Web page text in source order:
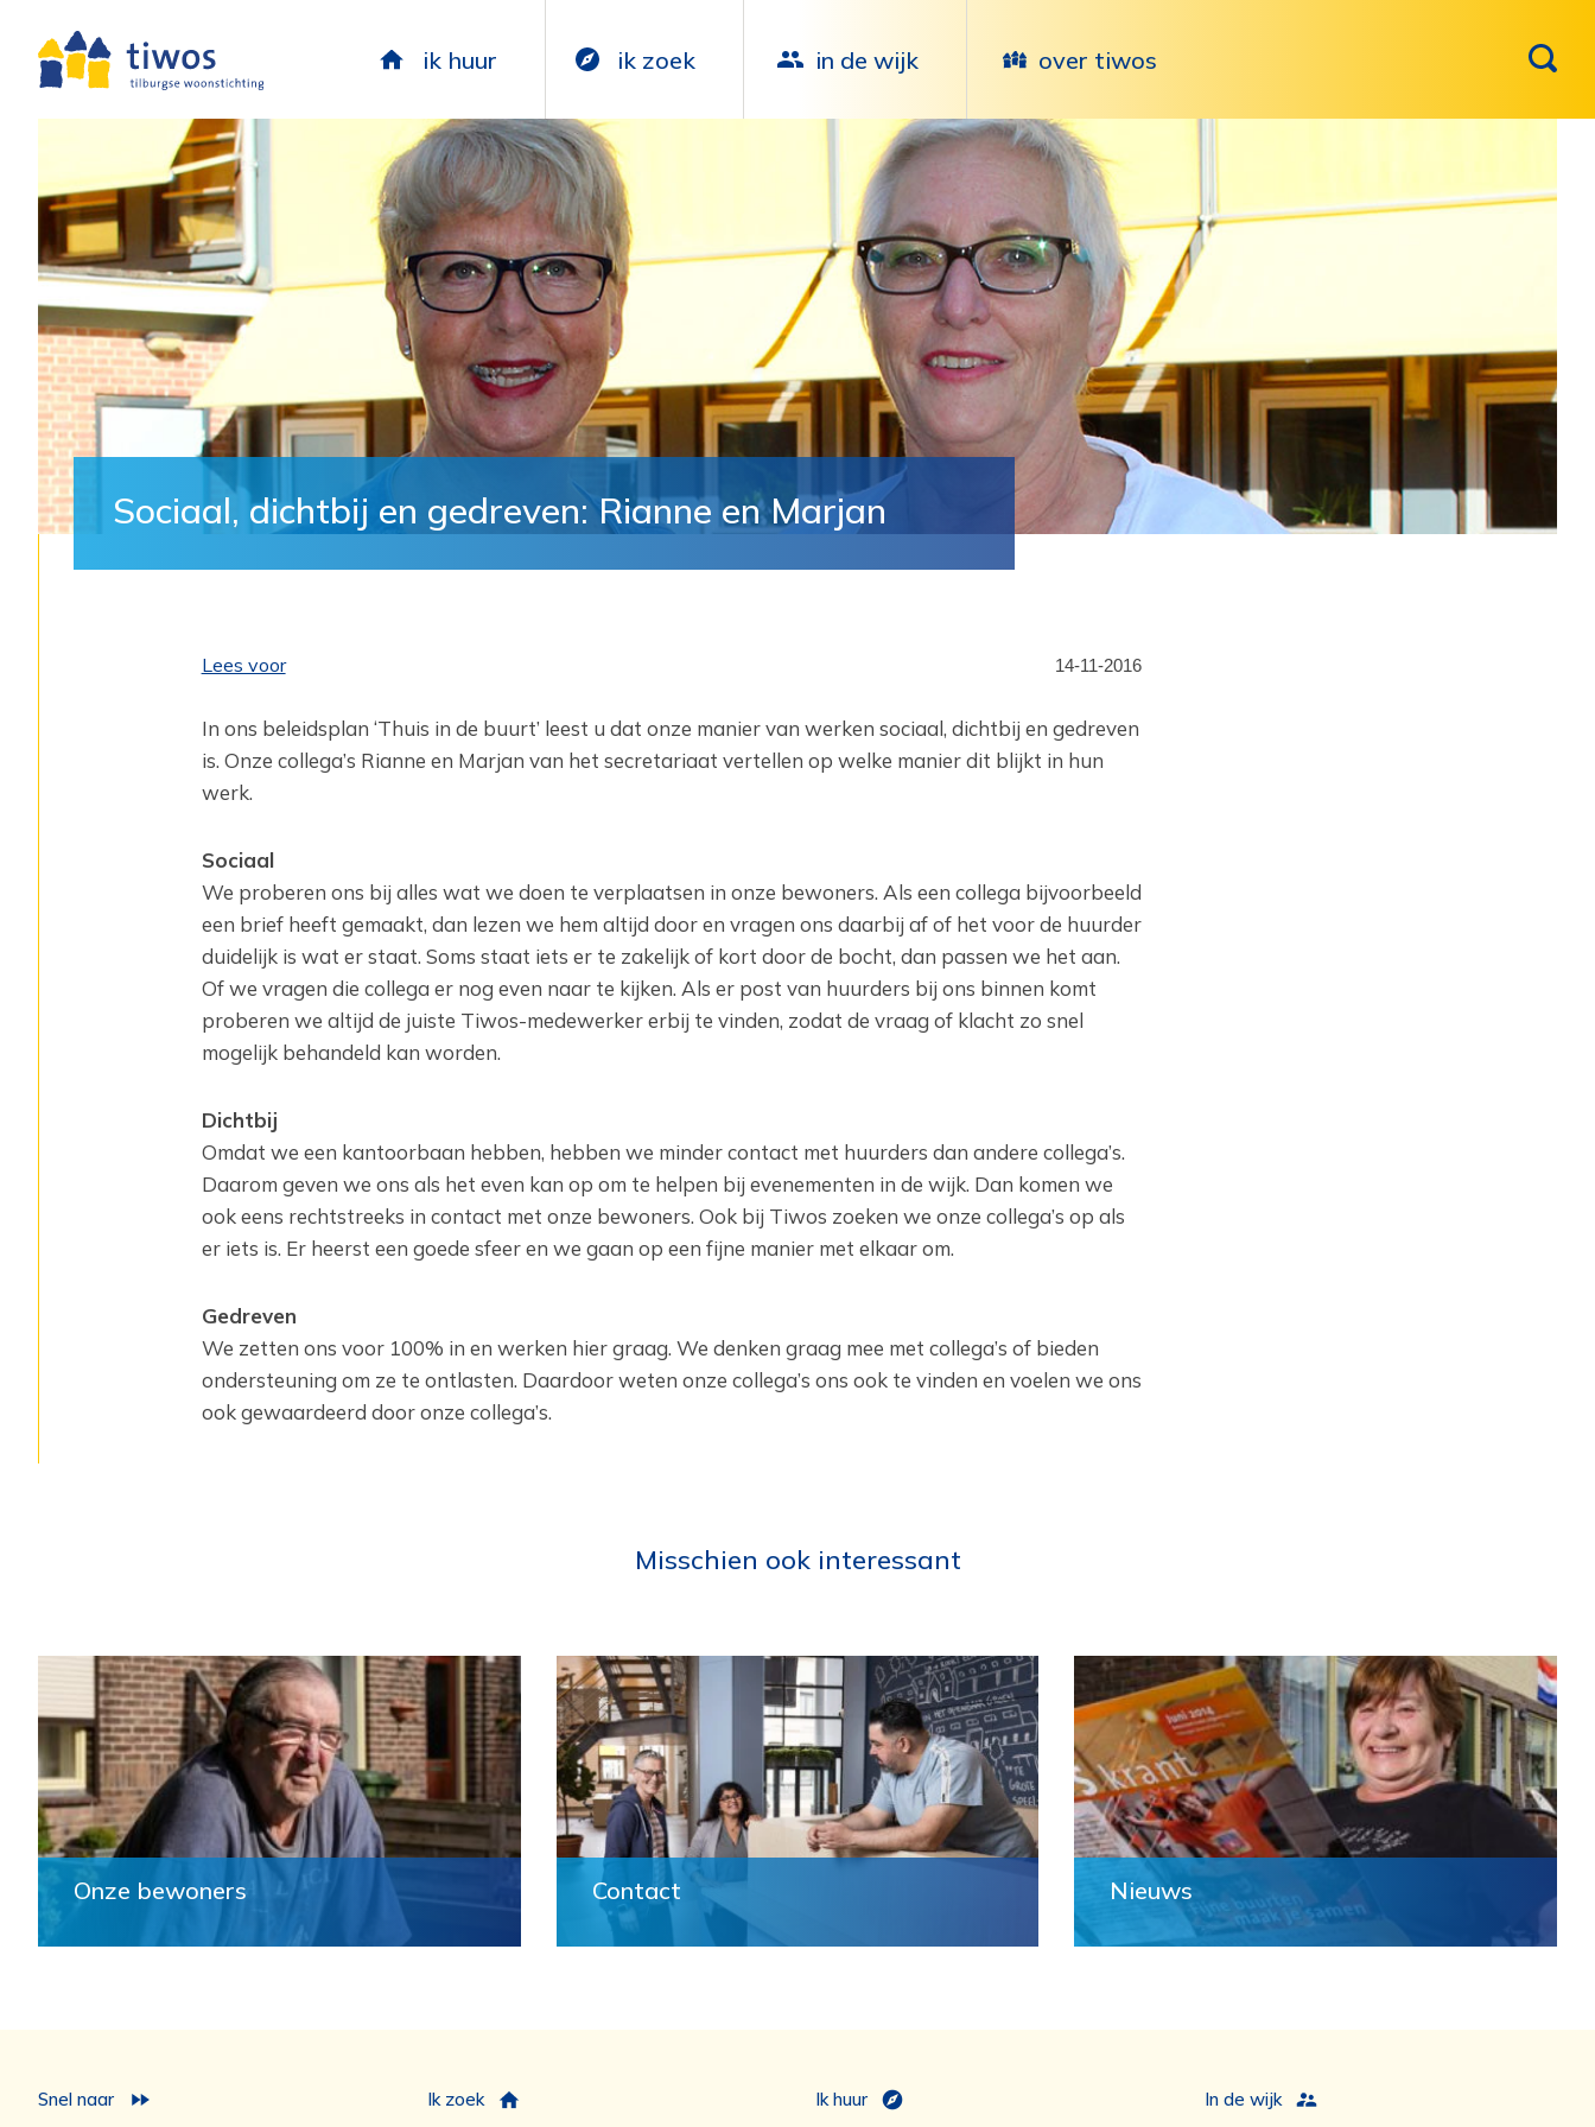
ik huur ik zoek in de wijk over tiwos
Sociaal, dichtbij en gedreven: Rianne en Marjan
Lees voor 14-11-2016
In ons beleidsplan ‘Thuis in de buurt’ leest u dat onze manier van werken sociaal, dichtbij en ‎gedreven
is. ‎Onze collega’s Rianne en Marjan van het secretariaat vertellen op welke manier dit blijkt in hun
werk.
Sociaal
We proberen ons bij alles wat we doen te verplaatsen in onze bewoners. Als een collega bijvoorbeeld
een brief heeft gemaakt, dan lezen we hem altijd door en vragen ons daarbij af of het voor de huurder
duidelijk is wat er staat. Soms staat iets er te zakelijk of kort door de bocht, dan passen we het aan.
Of we vragen die collega er nog even naar te kijken. Als er post van huurders bij ons binnen komt
proberen we altijd de juiste Tiwos-medewerker erbij te vinden, zodat de vraag of klacht zo snel
mogelijk behandeld kan worden.
Dichtbij
Omdat we een kantoorbaan hebben, hebben we minder contact met huurders dan andere collega’s.
Daarom geven we ons als het even kan op om te helpen bij evenementen in de wijk. Dan komen we
ook eens rechtstreeks in contact met onze bewoners. Ook bij Tiwos zoeken we onze collega’s op als
er iets is. Er heerst een goede sfeer en we gaan op een fijne manier met elkaar om.
Gedreven
We zetten ons voor 100% in en werken hier graag. We denken graag mee met collega’s of bieden
ondersteuning om ze te ontlasten. Daardoor weten onze collega’s ons ook te vinden en voelen we ons
ook gewaardeerd door onze collega’s.
Misschien ook interessant
Onze bewoners Contact Nieuws
Snel naar
Ik zoek
Ik huur
In de wijk